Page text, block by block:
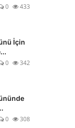
0 433
İçin
0 342
0 308